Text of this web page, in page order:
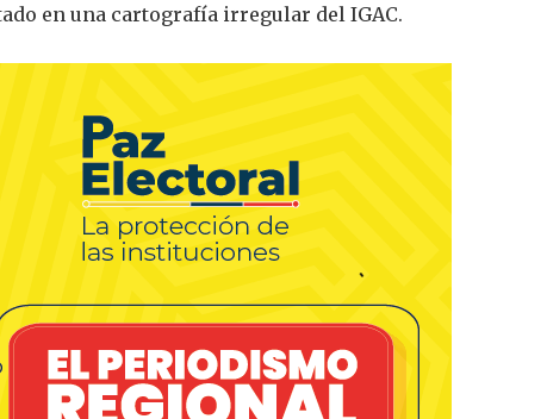
en una cartografía irregular del IGAC.